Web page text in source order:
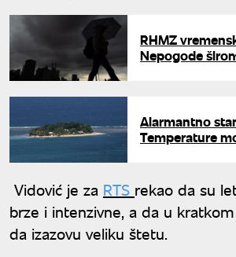
RHMZ
Nepogode
Alarmantno
Temperature
Vidović je za RTS rekao da su
brze i intenzivne, a da u
da izazovu veliku štetu.